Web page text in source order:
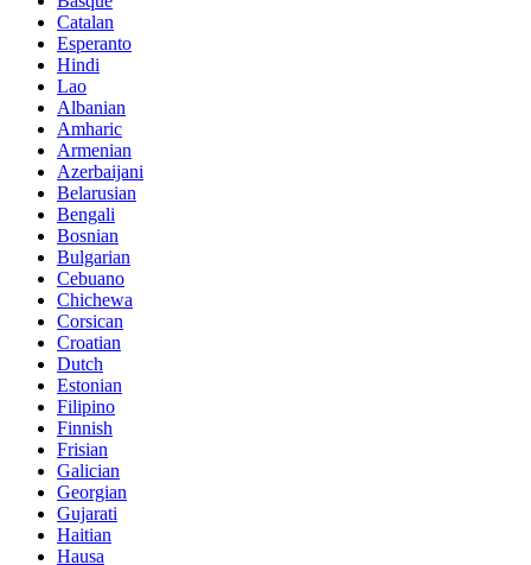
Catalan
Esperanto
Hindi
Lao
Albanian
Amharic
Armenian
Azerbaijani
Belarusian
Bengali
Bosnian
Bulgarian
Cebuano
Chichewa
Corsican
Croatian
Dutch
Estonian
Filipino
Finnish
Frisian
Galician
Georgian
Gujarati
Haitian
Hausa